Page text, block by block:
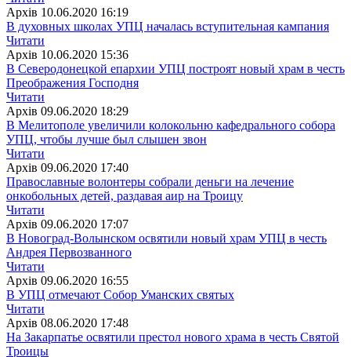
Архiв 10.06.2020 16:19
В духовных школах УПЦ началась вступительная кампания
Читати
Архiв 10.06.2020 15:36
В Северодонецкой епархии УПЦ построят новый храм в честь
Преображения Господня
Читати
Архiв 09.06.2020 18:29
В Мелитополе увеличили колокольню кафедрального собора
УПЦ, чтобы лучше был слышен звон
Читати
Архiв 09.06.2020 17:40
Православные волонтеры собрали деньги на лечение
онкобольных детей, раздавая аир на Троицу
Читати
Архiв 09.06.2020 17:07
В Новоград-Волынском освятили новый храм УПЦ в честь
Андрея Первозванного
Читати
Архiв 09.06.2020 16:55
В УПЦ отмечают Собор Уманских святых
Читати
Архiв 08.06.2020 17:48
На Закарпатье освятили престол нового храма в честь Святой
Троицы